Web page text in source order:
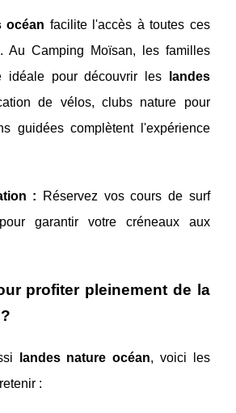
océan facilite l'accès à toutes ces
Au Camping Moïsan, les familles
idéale pour découvrir les
landes
de vélos, clubs nature pour
guidées complètent l'expérience
: Réservez vos cours de surf
garantir votre créneaux aux
profiter pleinement de la
landes nature océan, voici les
: